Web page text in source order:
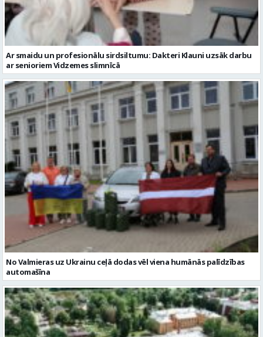
Ar smaidu un profesionālu sirdsiltumu: Dakteri Klauni uzsāk darbu
ar senioriem Vidzemes slimnīcā
No Valmieras uz Ukrainu ceļā dodas vēl viena humānās palīdzības
automašīna